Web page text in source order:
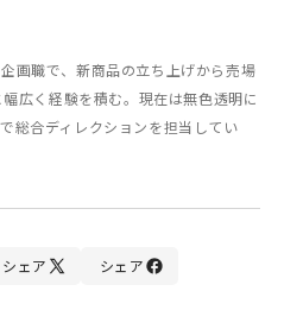
画職で、新商品の立ち上げから売場
広く経験を積む。現在は無色透明に
総合ディレクションを担当してい
シェア シェア